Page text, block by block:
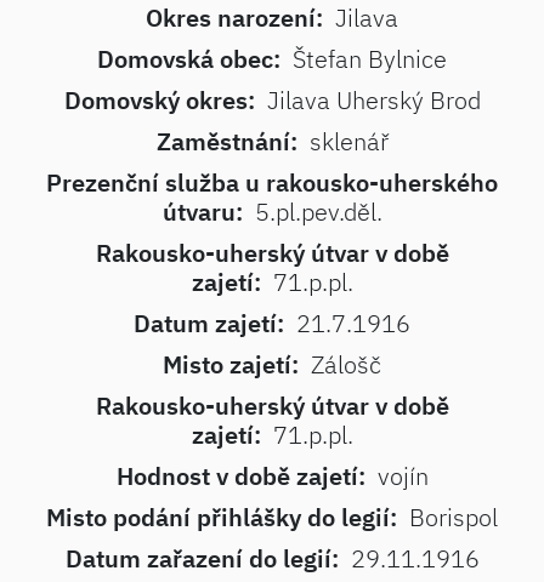
Okres narození: Jilava
Domovská obec: Štefan Bylnice
Domovský okres: Jilava Uherský Brod
Zaměstnání: sklenář
Prezenční služba u rakousko-uherského
útvaru: 5.pl.pev.děl.
Rakousko-uherský útvar v době
zajetí: 71.p.pl.
Datum zajetí: 21.7.1916
Misto zajetí: Zálošč
Rakousko-uherský útvar v době
zajetí: 71.p.pl.
Hodnost v době zajetí: vojín
Misto podání přihlášky do legií: Borispol
Datum zařazení do legií: 29.11.1916